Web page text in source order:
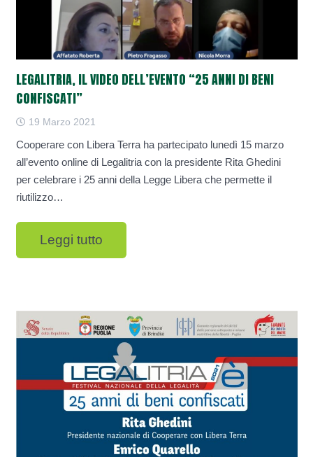
LEGALITRIA, IL VIDEO DELL’EVENTO “25 ANNI DI BENI
CONFISCATI”
19 Marzo 2021
Cooperare con Libera Terra ha partecipato lunedì 15 marzo
all’evento online di Legalitria con la presidente Rita Ghedini
per celebrare i 25 anni della Legge Libera che permette il
riutilizzo…
Leggi tutto